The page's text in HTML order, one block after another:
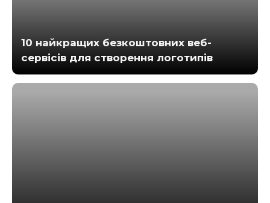
10 найкращих безкоштовних веб-
сервісів для створення логотипів